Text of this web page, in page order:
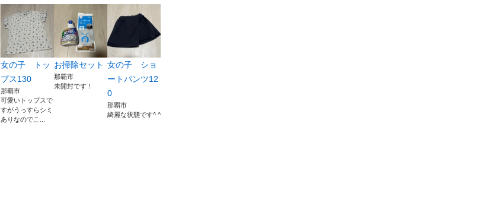
女の子 トッ
プス130
那覇市
可愛いトップスで
すがうっすらシミ
ありなのでこ...
お掃除セット
那覇市
未開封です！
女の子 ショ
ートパンツ12
0
那覇市
綺麗な状態です^ ^